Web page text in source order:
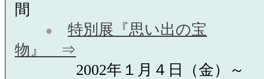
間
●
特別展『思い出の宝
物』 ⇒
2002年１月４日（金）～